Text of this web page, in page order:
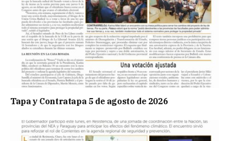
Tapa y Contratapa 5 de agosto de 2026